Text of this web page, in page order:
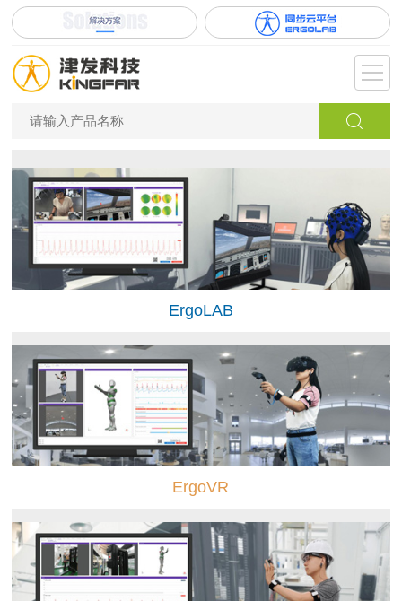
ErgoLAB
ErgoVR